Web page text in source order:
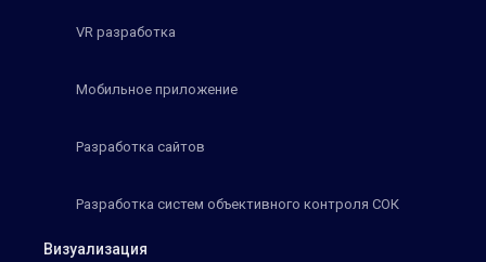
VR разработка
Мобильное приложение
Разработка сайтов
Разработка систем объективного контроля СОК
Визуализация